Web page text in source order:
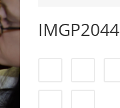
IMGP2044